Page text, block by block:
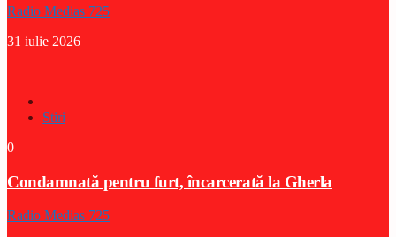
Radio Medias 725
31 iulie 2026
Stiri
0
Condamnată pentru furt, încarcerată la Gherla
Radio Medias 725